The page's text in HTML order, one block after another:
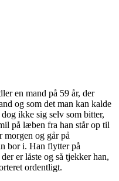
en mand på 59 år, der
og som det man kan kalde
ikke sig selv som bitter,
på læben fra han står op til
morgen og går på
bor i. Han flytter på
er låste og så tjekker han,
ordentligt.